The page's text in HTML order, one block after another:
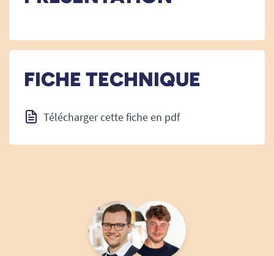
FICHE TECHNIQUE
Télécharger cette fiche en pdf